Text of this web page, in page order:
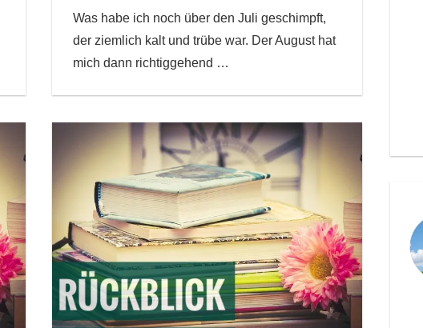
Was habe ich noch über den Juli geschimpft,
der ziemlich kalt und trübe war. Der August hat
mich dann richtiggehend …